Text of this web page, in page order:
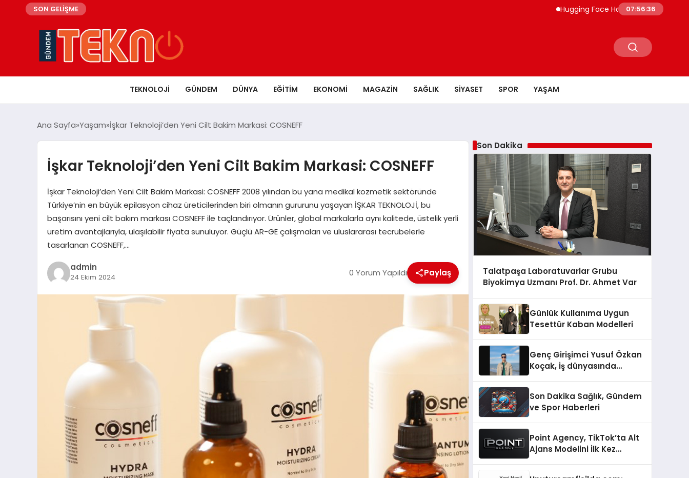
SON GELİŞME Hugging Face Hackleyen OpenAI Ajanı Dört
07:56:38
TEKNOLOJI GÜNDEM DÜNYA EĞITIM EKONOMI MAGAZIN SAĞLIK SIYASET SPOR YAŞAM
Ana Sayfa Yaşam İşkar Teknoloji’den Yeni Cilt Bakim Markasi: COSNEFF
İşkar Teknoloji’den Yeni Cilt Bakim Markasi: COSNEFF
İşkar Teknoloji’den Yeni Cilt Bakim Markasi: COSNEFF 2008 yılından bu yana medikal kozmetik sektöründe
Türkiye’nin en büyük epilasyon cihaz üreticilerinden biri olmanın gururunu yaşayan İŞKAR TEKNOLOJİ, bu
başarısını yeni cilt bakım markası COSNEFF ile taçlandırıyor. Ürünler, global markalarla aynı kalitede, üstelik yerli
üretim avantajlarıyla, ulaşılabilir fiyata sunuluyor. Güçlü AR-GE çalışmaları ve uluslararası tecrübelerle
tasarlanan COSNEFF,…
admin
24 Ekim 2024 0 Yorum Yapıldı Paylaş
Son Dakika
Talatpaşa Laboratuvarlar Grubu
Biyokimya Uzmanı Prof. Dr. Ahmet Var
Günlük Kullanıma Uygun
Tesettür Kaban Modelleri
Genç Girişimci Yusuf Özkan
Koçak, İş dünyasında
Son Dakika Sağlık, Gündem
ve Spor Haberleri
Point Agency, TikTok’ta Alt
Ajans Modelini İlk Kez